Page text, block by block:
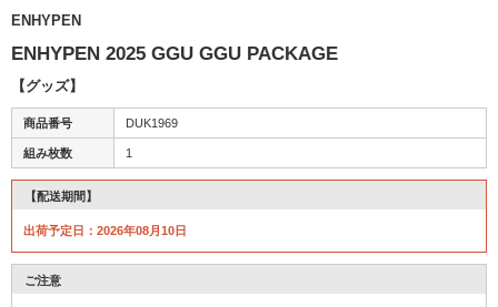
ENHYPEN
ENHYPEN 2025 GGU GGU PACKAGE
【グッズ】
商品番号 DUK1969
組み枚数 1
【配送期間】
出荷予定日：2026年08月10日
ご注意